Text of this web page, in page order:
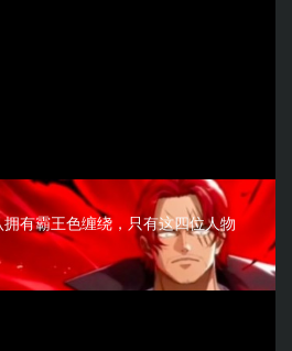
有霸王色缠绕，只有这四位人物